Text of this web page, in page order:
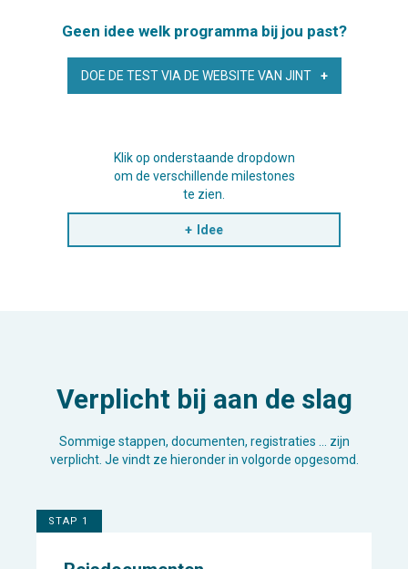
Geen idee welk programma bij jou past?
DOE DE TEST VIA DE WEBSITE VAN JINT
Klik op onderstaande dropdown
om de verschillende milestones
te zien.
Idee
Verplicht bij aan de slag
Sommige stappen, documenten, registraties … zijn
verplicht. Je vindt ze hieronder in volgorde opgesomd.
STAP 1